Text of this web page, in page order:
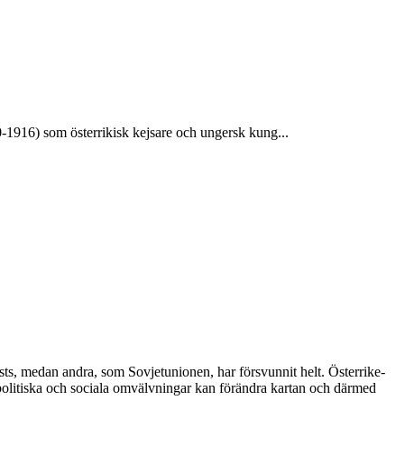
som österrikisk kejsare och ungersk kung...
medan andra, som Sovjetunionen, har försvunnit helt. Österrike-
och sociala omvälvningar kan förändra kartan och därmed